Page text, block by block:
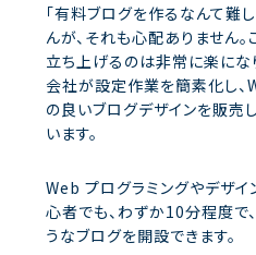
「有料ブログを作るなんて難
んが、それも心配ありません
立ち上げるのは非常に楽にな
会社が設定作業を簡素化し
の良いブログデザインを販売
います。
Web プログラミングやデザイ
心者でも、わずか10分程度で
うなブログを開設できます。